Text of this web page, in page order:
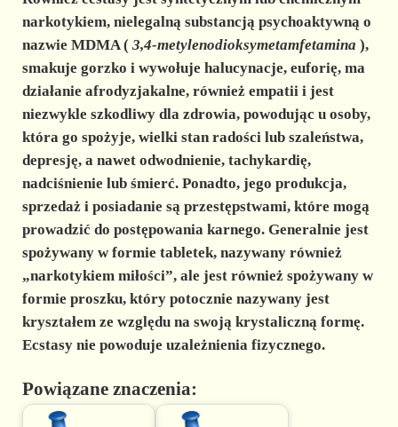
narkotykiem, nielegalną substancją psychoaktywną o
nazwie MDMA ( 3,4-metylenodioksymetamfetamina ),
smakuje gorzko i wywołuje halucynacje, euforię, ma
działanie afrodyzjakalne, również empatii i jest
niezwykle szkodliwy dla zdrowia, powodując u osoby,
która go spożyje, wielki stan radości lub szaleństwa,
depresję, a nawet odwodnienie, tachykardię,
nadciśnienie lub śmierć. Ponadto, jego produkcja,
sprzedaż i posiadanie są przestępstwami, które mogą
prowadzić do postępowania karnego. Generalnie jest
spożywany w formie tabletek, nazywany również
„narkotykiem miłości”, ale jest również spożywany w
formie proszku, który potocznie nazywany jest
kryształemze względu na swoją krystaliczną formę.
Ecstasy nie powoduje uzależnienia fizycznego.
Powiązane znaczenia: